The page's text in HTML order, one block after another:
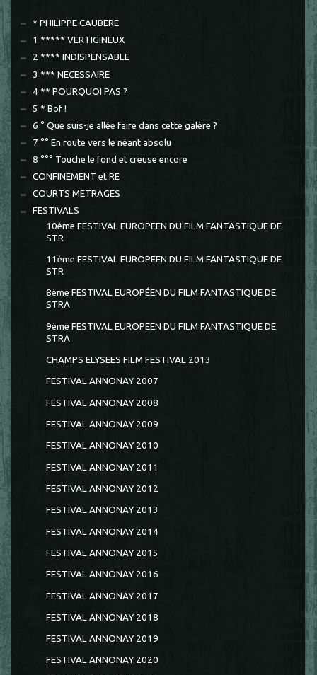
* PHILIPPE CAUBERE
1 ***** VERTIGINEUX
2 **** INDISPENSABLE
3 *** NECESSAIRE
4 ** POURQUOI PAS ?
5 * Bof !
6 ° Que suis-je allée faire dans cette galère ?
7 °° En route vers le néant absolu
8 °°° Touche le fond et creuse encore
CONFINEMENT et RE
COURTS METRAGES
FESTIVALS
10ème FESTIVAL EUROPEEN DU FILM FANTASTIQUE DE
STR
11ème FESTIVAL EUROPEEN DU FILM FANTASTIQUE DE
STR
8ème FESTIVAL EUROPÉEN DU FILM FANTASTIQUE DE
STRA
9ème FESTIVAL EUROPEEN DU FILM FANTASTIQUE DE
STRA
CHAMPS ELYSEES FILM FESTIVAL 2013
FESTIVAL ANNONAY 2007
FESTIVAL ANNONAY 2008
FESTIVAL ANNONAY 2009
FESTIVAL ANNONAY 2010
FESTIVAL ANNONAY 2011
FESTIVAL ANNONAY 2012
FESTIVAL ANNONAY 2013
FESTIVAL ANNONAY 2014
FESTIVAL ANNONAY 2015
FESTIVAL ANNONAY 2016
FESTIVAL ANNONAY 2017
FESTIVAL ANNONAY 2018
FESTIVAL ANNONAY 2019
FESTIVAL ANNONAY 2020